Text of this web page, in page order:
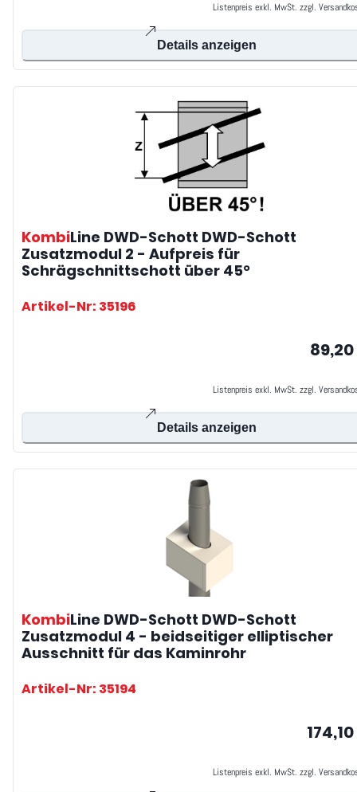
Listenpreis exkl. MwSt. zzgl.
Details anzeigen
KombiLine DWD-Schott DWD-Schott
Zusatzmodul 2 - Aufpreis für
Schrägschnittschott über 45°
Artikel-Nr: 35196
Listenpreis exkl. MwSt. zzgl.
Details anzeigen
KombiLine DWD-Schott DWD-Schott
Zusatzmodul 4 - beidseitiger elliptischer
Ausschnitt für das Kaminrohr
Artikel-Nr: 35194
Listenpreis exkl. MwSt. zzgl.